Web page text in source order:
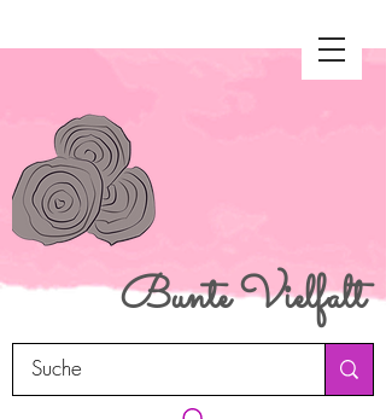
BunteVielfalt